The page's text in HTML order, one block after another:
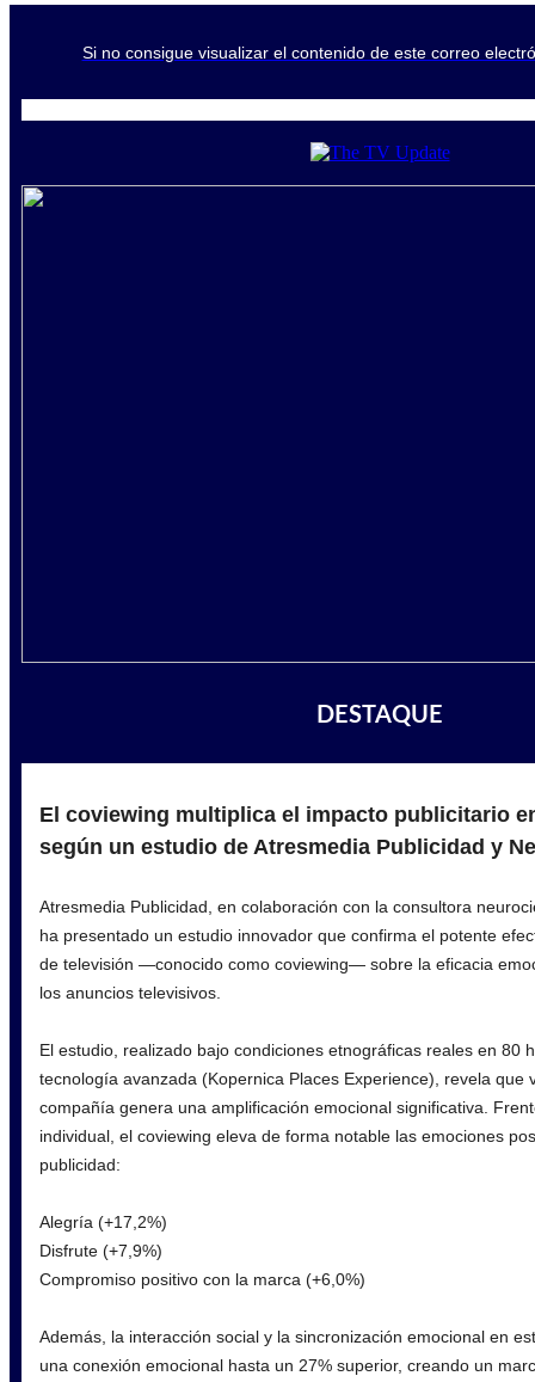
Si no consigue visualizar el contenido de este correo
DESTAQUE
El coviewing multiplica el impacto publicitario
según un estudio de Atresmedia Publicidad y
Atresmedia Publicidad, en colaboración con la consultora
ha presentado un estudio innovador que confirma el potente
de televisión —conocido como coviewing— sobre la eficacia
los anuncios televisivos.
El estudio, realizado bajo condiciones etnográficas reales en 80
tecnología avanzada (Kopernica Places Experience), revela que
compañía genera una amplificación emocional significativa.
individual, el coviewing eleva de forma notable las emociones
publicidad:
Alegría (+17,2%)
Disfrute (+7,9%)
Compromiso positivo con la marca (+6,0%)
Además, la interacción social y la sincronización emocional en
una conexión emocional hasta un 27% superior, creando un